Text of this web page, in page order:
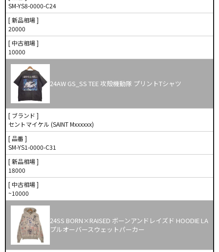
SM-YS8-0000-C24
[ 新品相場 ]
20000
[ 中古相場 ]
10000
24AW GS_SS TEE 攻殻機動隊 プリントTシャツ
[ ブランド ]
セントマイケル (SAINT Mxxxxxx)
[ 品番 ]
SM-YS1-0000-C31
[ 新品相場 ]
18000
[ 中古相場 ]
~10000
24SS BORN×RAISED ボーンアンドレイズド HOODIE LA
プルオーバースウェットパーカー